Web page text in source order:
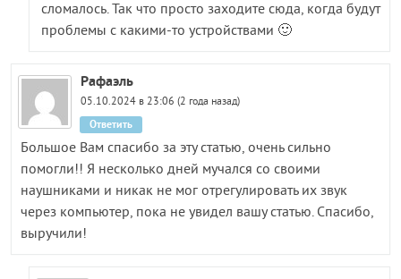
сломалось. Так что просто заходите сюда, когда будут
проблемы с какими-то устройствами 🙂
Рафаэль
05.10.2024 в 23:06 (2 года назад)
Большое Вам спасибо за эту статью, очень сильно
помогли!! Я несколько дней мучался со своими
наушниками и никак не мог отрегулировать их звук
через компьютер, пока не увидел вашу статью. Спасибо,
выручили!
Ответить